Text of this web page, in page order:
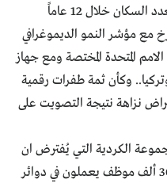
سنوياً، تبدو تلك الزيادة غير دقيقة لعدد السكان خلال 12 عاماً
صارخ مع مؤشر النمو الديموغرافي
المتحدة المختصة ومع جهاز
وكأن ثمة طفرات رقمية
نزاهة نتيجة التصويت على
الكردية التي يُفترض ان
تصوّت على الاستفتاء نحو مليون و300 ألف موظف يعملون في دوائر